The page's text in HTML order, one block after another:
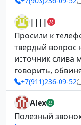
||||
Просили к
твердый вопрос
источник слива
говорить,
+7(911)236-09-52
Alex
Полезный